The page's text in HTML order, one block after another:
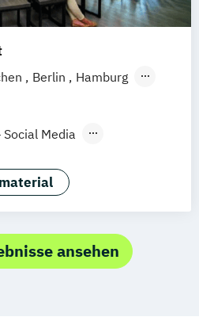
Berlin
Hamburg
Media
ansehen